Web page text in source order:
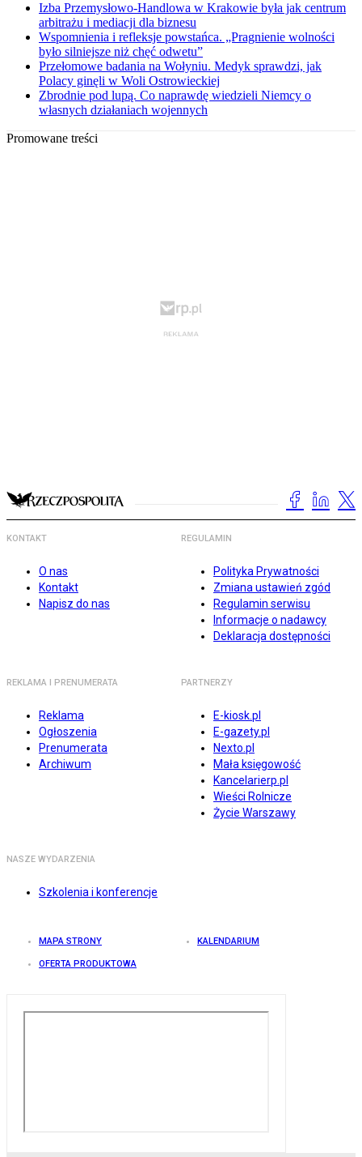
Izba Przemysłowo-Handlowa w Krakowie była jak centrum
arbitrażu i mediacji dla biznesu
Wspomnienia i refleksje powstańca. „Pragnienie wolności
było silniejsze niż chęć odwetu”
Przełomowe badania na Wołyniu. Medyk sprawdzi, jak
Polacy ginęli w Woli Ostrowieckiej
Zbrodnie pod lupą. Co naprawdę wiedzieli Niemcy o
własnych działaniach wojennych
Promowane treści
KONTAKT
O nas
Kontakt
Napisz do nas
REGULAMIN
Polityka Prywatności
Zmiana ustawień zgód
Regulamin serwisu
Informacje o nadawcy
Deklaracja dostępności
REKLAMA I PRENUMERATA
Reklama
Ogłoszenia
Prenumerata
Archiwum
PARTNERZY
E-kiosk.pl
E-gazety.pl
Nexto.pl
Mała księgowość
Kancelarierp.pl
Wieści Rolnicze
Życie Warszawy
NASZE WYDARZENIA
Szkolenia i konferencje
MAPA STRONY KALENDARIUM
OFERTA PRODUKTOWA